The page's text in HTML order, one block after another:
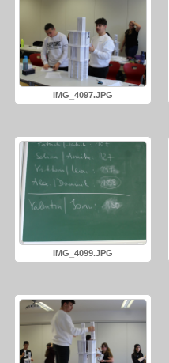
IMG_4097.JPG
IMG_4099.JPG